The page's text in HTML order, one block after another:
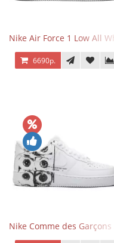
Nike Air Force 1 Low All
6690р.
Nike Comme des Garçons